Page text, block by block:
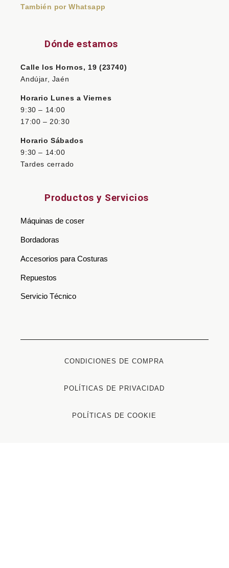
También por Whatsapp
Dónde estamos
Calle los Hornos, 19 (23740)
Andújar, Jaén
Horario Lunes a Viernes
9:30 – 14:00
17:00 – 20:30
Horario Sábados
9:30 – 14:00
Tardes cerrado
Productos y Servicios
Máquinas de coser
Bordadoras
Accesorios para Costuras
Repuestos
Servicio Técnico
CONDICIONES DE COMPRA
POLÍTICAS DE PRIVACIDAD
POLÍTICAS DE COOKIE